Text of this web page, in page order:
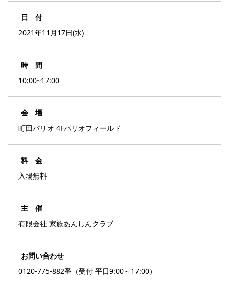
日 付
2021年11月17日(水)
時 間
10:00~17:00
会 場
町田パリオ 4Fパリオフィールド
料 金
入場無料
主 催
有限会社 家族あんしんクラブ
お問い合わせ
0120-775-882番（受付 平日9:00～17:00）